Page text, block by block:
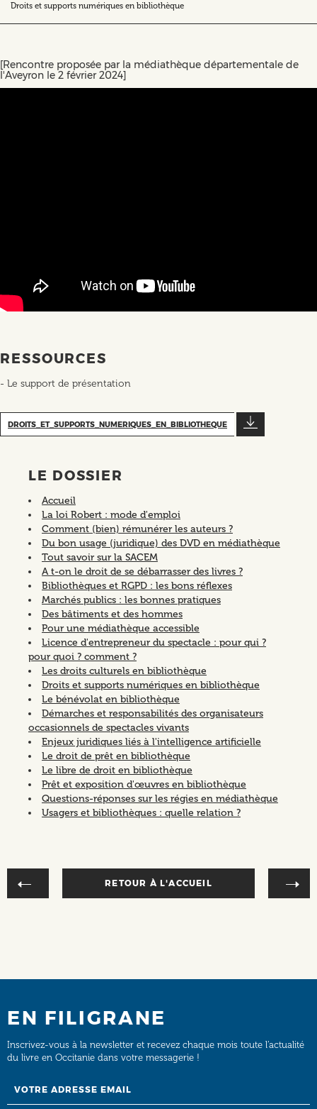
Droits et supports numériques en bibliothèque
[Rencontre proposée par la médiathèque départementale de
l'Aveyron le 2 février 2024]
RESSOURCES
- Le support de présentation
DROITS_ET_SUPPORTS_NUMERIQUES_EN_BIBLIOTHEQUE
LE DOSSIER
Accueil
La loi Robert : mode d'emploi
Comment (bien) rémunérer les auteurs ?
Du bon usage (juridique) des DVD en médiathèque
Tout savoir sur la SACEM
A t-on le droit de se débarrasser des livres ?
Bibliothèques et RGPD : les bons réflexes
Marchés publics : les bonnes pratiques
Des bâtiments et des hommes
Pour une médiathèque accessible
Licence d'entrepreneur du spectacle : pour qui ?
pour quoi ? comment ?
Les droits culturels en bibliothèque
Droits et supports numériques en bibliothèque
Le bénévolat en bibliothèque
Démarches et responsabilités des organisateurs
occasionnels de spectacles vivants
Enjeux juridiques liés à l'intelligence artificielle
Le droit de prêt en bibliothèque
Le libre de droit en bibliothèque
Prêt et exposition d'œuvres en bibliothèque
Questions-réponses sur les régies en médiathèque
Usagers et bibliothèques : quelle relation ?
RETOUR À L'ACCUEIL
EN FILIGRANE
Inscrivez-vous à la newsletter et recevez chaque mois toute l’actualité
du livre en Occitanie dans votre messagerie !